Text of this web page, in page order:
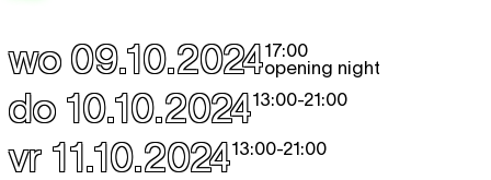
wo 09.10.202417:00
opening night
do 10.10.202413:00-21:00
vr 11.10.202413:00-21:00